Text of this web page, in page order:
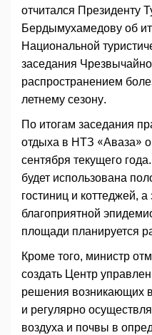
отчитался Президенту
Бердымухамедову об
Национальной
заседания
распространением
летнему сезону.
По итогам заседания
отдыха в НТЗ «Аваза»
сентября текущего
будет использована
гостиниц и коттеджей, а
благоприятной
площади планируется
Кроме того, министр
создать Центр
решения возникающих
и регулярно
воздуха и почвы в